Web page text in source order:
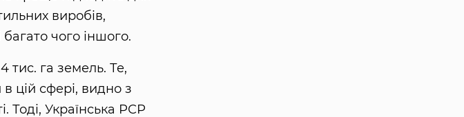
виробів,
чого іншого.
тис. га земель. Те,
цій сфері, видно з
Тоді, Українська РСР